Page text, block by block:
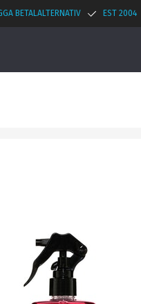
BETALALTERNATIV EST 2004